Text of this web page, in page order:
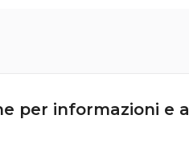
per informazioni e